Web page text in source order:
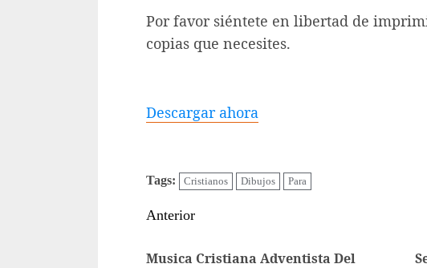
Por favor siéntete en libertad de
copias que necesites.
Descargar ahora
Tags: Cristianos Dibujos Para
Sigue
leyendo
Anterior
Musica Cristiana Adventista Del